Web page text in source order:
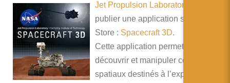
English
Français
Deutsch
Jet Propulsion Laboratory
publier une application sur l’Apple
Store : Spacecraft 3D.
Cette application permet de
découvrir et manipuler ces engins
spatiaux destinés à l’exploration